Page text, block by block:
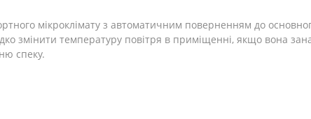
мікроклімату з автоматичним поверненням до
змінити температуру повітря в приміщенні, якщо вона
спеку.